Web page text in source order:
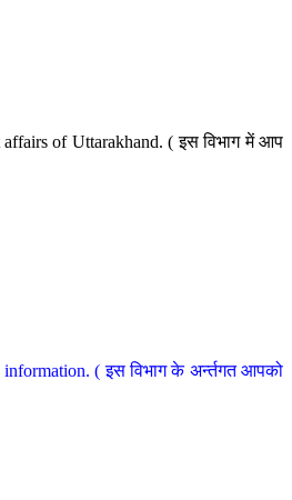
of Uttarakhand. ( इस विभाग में आप
( इस विभाग के अर्न्तगत आपको